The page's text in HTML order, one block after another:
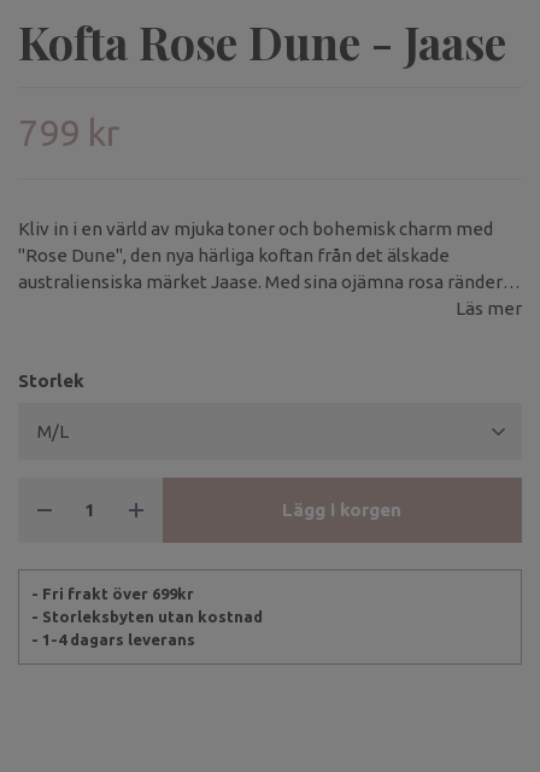
Kofta Rose Dune - Jaase
799 kr
Kliv in i en värld av mjuka toner och bohemisk charm med
"Rose Dune", den nya härliga koftan från det älskade
australiensiska märket Jaase. Med sina ojämna rosa ränder
på en ren vit bas skapar koftan ett lugnt men lekfullt uttryck
Läs mer
Storlek
Lägg i korgen
- Fri frakt över 699kr
- Storleksbyten utan kostnad
- 1-4 dagars leverans